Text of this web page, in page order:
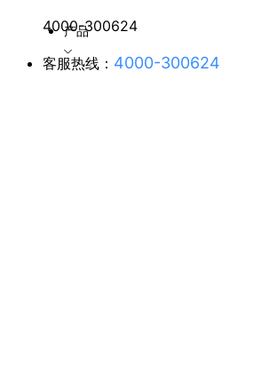
4000-300624
客服热线： 4000-300624
产品